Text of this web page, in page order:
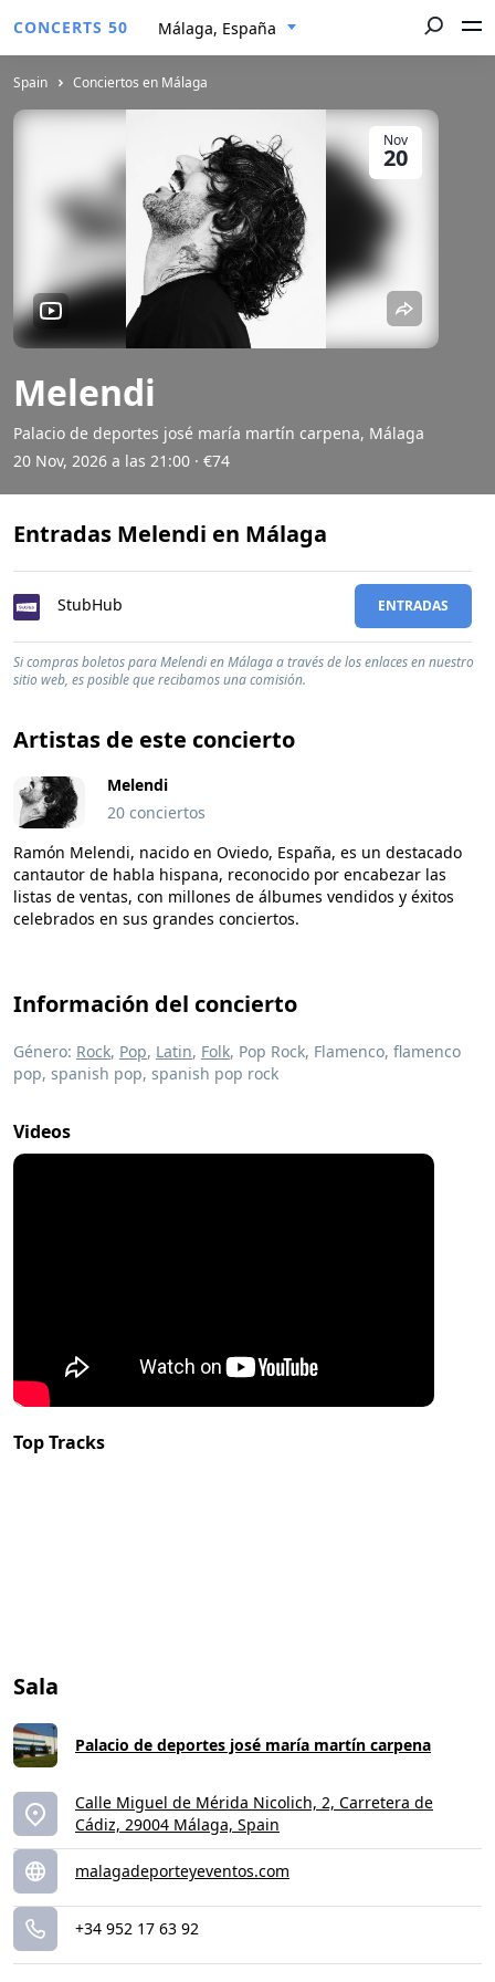
CONCERTS 50 Málaga, España
Spain Conciertos en Málaga
Melendi
20 Nov, 2026 a las 21:00 · €74
Palacio de deportes josé maría martín carpena, Málaga
Nov
20
Entradas Melendi en Málaga
StubHub ENTRADAS
Si compras boletos para Melendi en Málaga a través de los enlaces en nuestro
sitio web, es posible que recibamos una comisión.
Artistas de este concierto
Melendi
20 conciertos
Ramón Melendi, nacido en Oviedo, España, es un destacado
cantautor de habla hispana, reconocido por encabezar las
listas de ventas, con millones de álbumes vendidos y éxitos
celebrados en sus grandes conciertos.
Información del concierto
Género: Rock, Pop, Latin, Folk, Pop Rock, Flamenco, flamenco
pop, spanish pop, spanish pop rock
Videos
Top Tracks
Sala
Palacio de deportes josé maría martín carpena
Calle Miguel de Mérida Nicolich, 2, Carretera de
Cádiz, 29004 Málaga, Spain
malagadeporteyeventos.com
+34 952 17 63 92